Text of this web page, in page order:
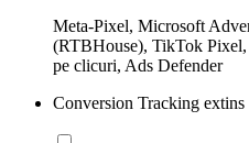
Meta-Pixel, Microsoft
(RTBHouse), TikTok Pixel,
pe clicuri, Ads Defender
Conversion Tracking extins